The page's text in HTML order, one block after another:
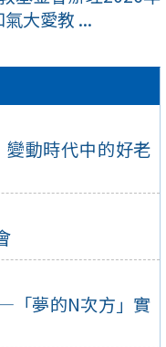
動時代中的好老
「夢的N次方」實
大愛教 ...